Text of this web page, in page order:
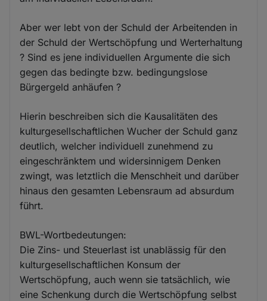
Aber wer lebt von der Schuld der Arbeitenden in
der Schuld der Wertschöpfung und Werterhaltung
? Sind es jene individuellen Argumente die sich
gegen das bedingte bzw. bedingungslose
Bürgergeld anhäufen ?
Hierin beschreiben sich die Kausalitäten des
kulturgesellschaftlichen Wucher der Schuld ganz
deutlich, welcher individuell zunehmend zu
eingeschränktem und widersinnigem Denken
zwingt, was letztlich die Menschheit und darüber
hinaus den gesamten Lebensraum ad absurdum
führt.
BWL-Wortbedeutungen:
Die Zins- und Steuerlast ist unablässig für den
kulturgesellschaftlichen Konsum der
Wertschöpfung, auch wenn sie tatsächlich, wie
eine Schenkung durch die Wertschöpfung selbst